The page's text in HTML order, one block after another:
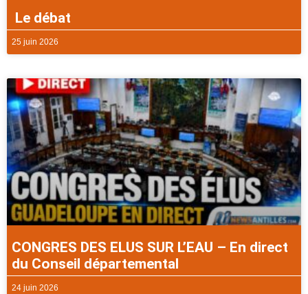
Le débat
25 juin 2026
CONGRES DES ELUS SUR L’EAU – En direct
du Conseil départemental
24 juin 2026